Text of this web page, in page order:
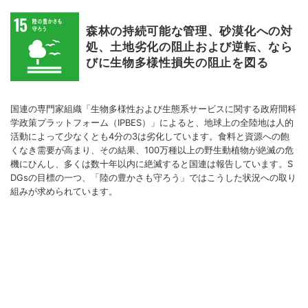
森林の持続可能な管理、砂漠化への対
処、土地劣化の阻止および逆転、なら
びに生物多様性損失の阻止を図る
国連の専門家組織「生物多様性および生態系サービスに関する政府間科
学政策プラットフォーム（IPBES）」によると、地球上の全陸地は人的
活動によって少なくとも4分の3は劣化しています。食料と資源への飽
くなき需要が高まり、その結果、100万種以上の野生動植物が絶滅の危
機にひんし、多くは数十年以内に絶滅すると国連は報告しています。S
DGsの目標の一つ、「陸の豊かさも守ろう」ではこうした状況への取り
組みが求められています。